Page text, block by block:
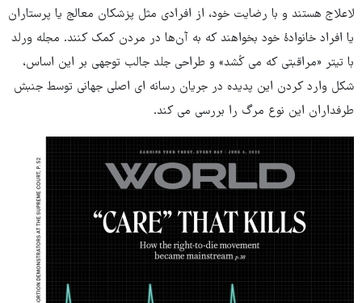
لاعلاج هستند و با رضایت خود، از افرادی مثل پزشکان معالج یا پرستاران
یا افراد خانوادهٔ خود بخواهند که به آن‌ها در مردن کمک کنند. مجله ورلد
با تیتر «مراقبتی که می کُشد» و طراحی جلد جالب توجهی بر این اساس،
شکل وارد کردن این پدیده در جریان رسانه ای اصلی جهانی توسط جنبش
طرفداران این نوع مرگ را بررسی می کند.